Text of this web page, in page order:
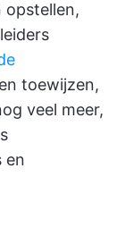
opstellen,
toewijzen,
veel meer,
en